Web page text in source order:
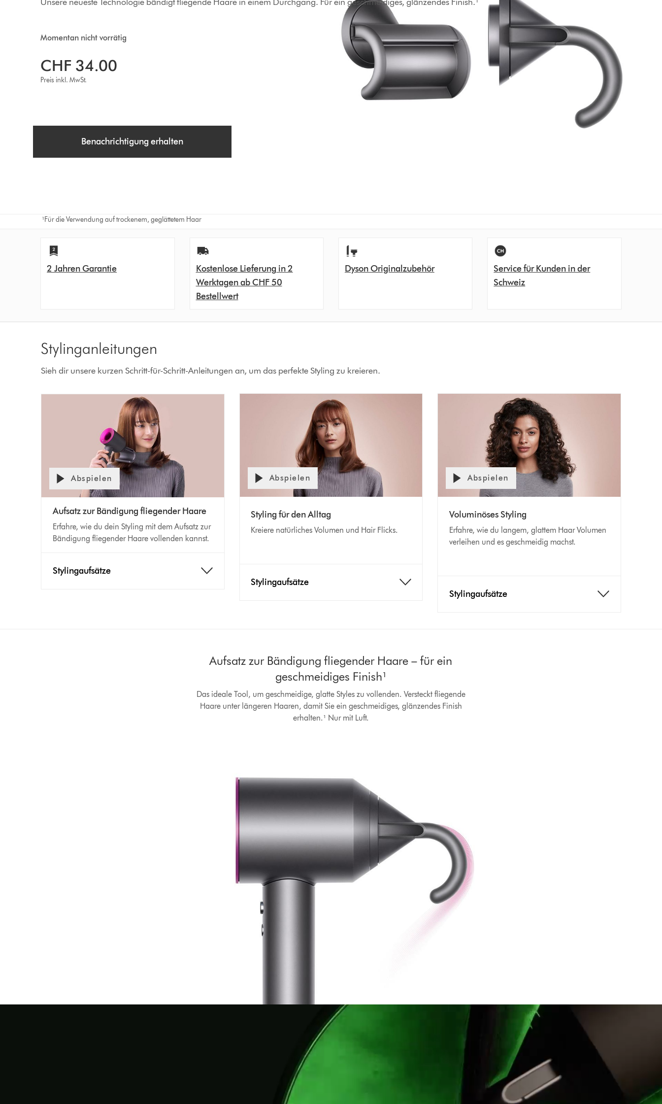
Momentan nicht vorrätig
CHF 34.00
Preis inkl. MwSt.
Benachrichtigung erhalten
¹Für die Verwendung auf trockenem, geglättetem Haar
2 Jahren Garantie
Kostenlose Lieferung in 2
Werktagen ab CHF 50
Bestellwert
Dyson Originalzubehör
Service für Kunden in der
Schweiz
Stylinganleitungen
Sieh dir unsere kurzen Schritt-für-Schritt-Anleitungen an, um das perfekte Styling zu kreieren.
Abspielen
Aufsatz zur Bändigung fliegender Haare
Erfahre, wie du dein Styling mit dem Aufsatz zur
Bändigung fliegender Haare vollenden kannst.
Stylingaufsätze
Abspielen
Styling für den Alltag
Kreiere natürliches Volumen und Hair Flicks.
Stylingaufsätze
Abspielen
Voluminöses Styling
Erfahre, wie du langem, glattem Haar Volumen
verleihen und es geschmeidig machst.
Stylingaufsätze
Aufsatz zur Bändigung fliegender Haare – für ein
geschmeidiges Finish¹
Das ideale Tool, um geschmeidige, glatte Styles zu vollenden. Versteckt fliegende
Haare unter längeren Haaren, damit Sie ein geschmeidiges, glänzendes Finish
erhalten.¹ Nur mit Luft.